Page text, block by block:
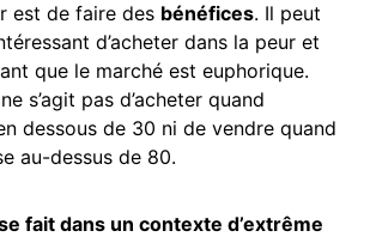
est de faire des bénéfices. Il peut
d’acheter dans la peur et
que le marché est euphorique.
s’agit pas d’acheter quand
dessous de 30 ni de vendre quand
au-dessus de 80.
fait dans un contexte d’extrême